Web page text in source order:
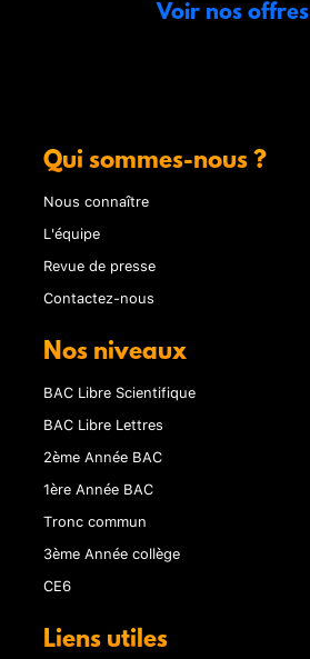
Voir nos offres
Qui sommes-nous ?
Nous connaître
L'équipe
Revue de presse
Contactez-nous
Nos niveaux
BAC Libre Scientifique
BAC Libre Lettres
2ème Année BAC
1ère Année BAC
Tronc commun
3ème Année collège
CE6
Liens utiles